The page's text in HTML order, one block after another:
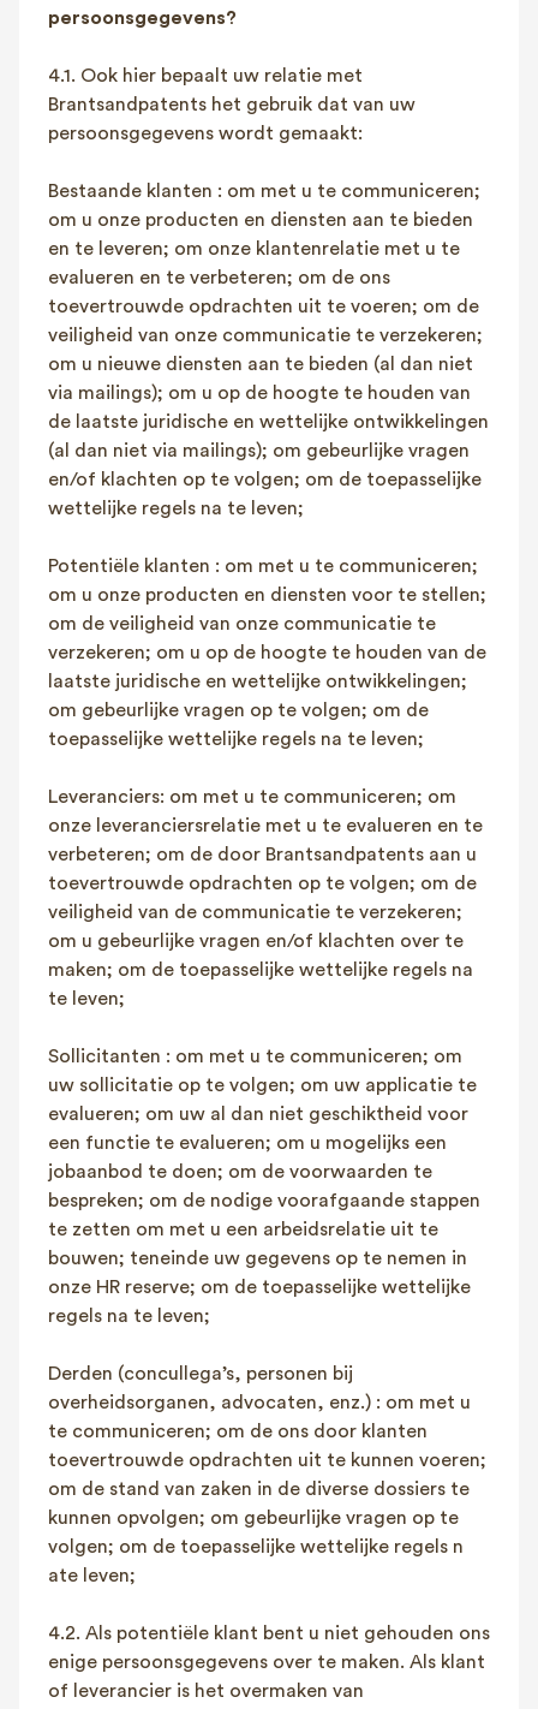
persoonsgegevens?
4.1. Ook hier bepaalt uw relatie met
Brantsandpatents het gebruik dat van uw
persoonsgegevens wordt gemaakt:
Bestaande klanten : om met u te communiceren;
om u onze producten en diensten aan te bieden
en te leveren; om onze klantenrelatie met u te
evalueren en te verbeteren; om de ons
toevertrouwde opdrachten uit te voeren; om de
veiligheid van onze communicatie te verzekeren;
om u nieuwe diensten aan te bieden (al dan niet
via mailings); om u op de hoogte te houden van
de laatste juridische en wettelijke ontwikkelingen
(al dan niet via mailings); om gebeurlijke vragen
en/of klachten op te volgen; om de toepasselijke
wettelijke regels na te leven;
Potentiële klanten : om met u te communiceren;
om u onze producten en diensten voor te stellen;
om de veiligheid van onze communicatie te
verzekeren; om u op de hoogte te houden van de
laatste juridische en wettelijke ontwikkelingen;
om gebeurlijke vragen op te volgen; om de
toepasselijke wettelijke regels na te leven;
Leveranciers: om met u te communiceren; om
onze leveranciersrelatie met u te evalueren en te
verbeteren; om de door Brantsandpatents aan u
toevertrouwde opdrachten op te volgen; om de
veiligheid van de communicatie te verzekeren;
om u gebeurlijke vragen en/of klachten over te
maken; om de toepasselijke wettelijke regels na
te leven;
Sollicitanten : om met u te communiceren; om
uw sollicitatie op te volgen; om uw applicatie te
evalueren; om uw al dan niet geschiktheid voor
een functie te evalueren; om u mogelijks een
jobaanbod te doen; om de voorwaarden te
bespreken; om de nodige voorafgaande stappen
te zetten om met u een arbeidsrelatie uit te
bouwen; teneinde uw gegevens op te nemen in
onze HR reserve; om de toepasselijke wettelijke
regels na te leven;
Derden (concullega’s, personen bij
overheidsorganen, advocaten, enz.) : om met u
te communiceren; om de ons door klanten
toevertrouwde opdrachten uit te kunnen voeren;
om de stand van zaken in de diverse dossiers te
kunnen opvolgen; om gebeurlijke vragen op te
volgen; om de toepasselijke wettelijke regels n
ate leven;
4.2. Als potentiële klant bent u niet gehouden ons
enige persoonsgegevens over te maken. Als klant
of leverancier is het overmaken van